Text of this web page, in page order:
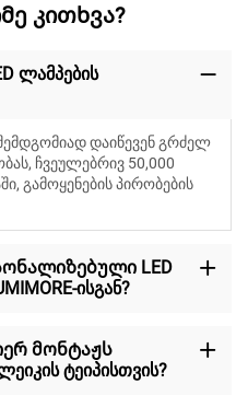
კითხვა?
ლამპების
დაიწევენგრძელ
ჩვეულებრივ 50,000
გამოყენების პირობების
LED
ისგან?
მონტაჟს
ტეიპისთვის?